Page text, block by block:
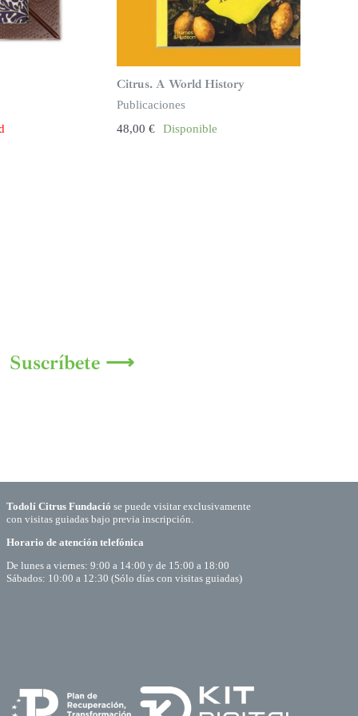
Citrus. A World History
Publicaciones
48,00 € Disponible
Suscríbete ⟶
Todolí Citrus Fundació se puede visitar exclusivamente
con visitas guiadas bajo previa inscripción.
Horario de atención telefónica
De lunes a viernes: 9:00 a 14:00 y de 15:00 a 18:00
Sábados: 10:00 a 12:30 (Sólo días con visitas guiadas)